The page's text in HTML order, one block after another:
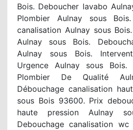
Bois. Deboucher lavabo
Plombier Aulnay sous
canalisation Aulnay sous
Aulnay sous Bois.
Aulnay sous Bois.
Urgence Aulnay sous Bois.
Plombier De Qualité
Débouchage canalisation
sous Bois 93600. Prix
haute pression Aulnay
Debouchage canalisation